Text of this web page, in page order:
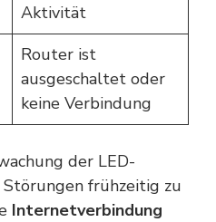
Aktivität
Router ist
ausgeschaltet oder
keine Verbindung
der LED-
frühzeitig zu
Internetverbindung